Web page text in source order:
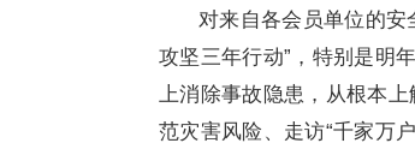
对来自各会员单位的安
攻坚三年行动”，特别是明
上消除事故隐患，从根本
范灾害风险、走访“千家万